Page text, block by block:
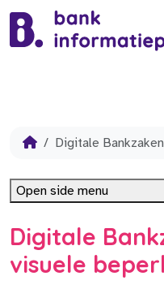
Digitale
Digitale
visuele
Open side menu